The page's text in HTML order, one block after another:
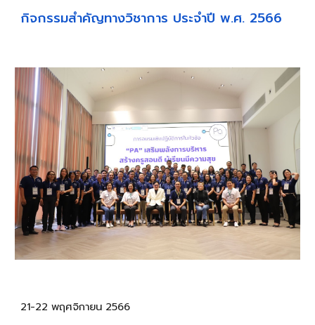
กิจกรรมสำคัญทางวิชาการ ประจำปี พ.ศ. 2566
21-22 พฤศจิกายน 2566